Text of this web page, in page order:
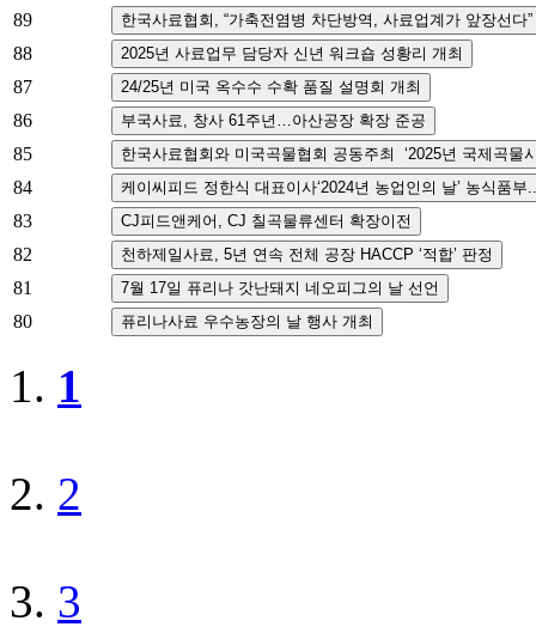
89
88
87
86
85
84
83
82
81
80
1
2
3